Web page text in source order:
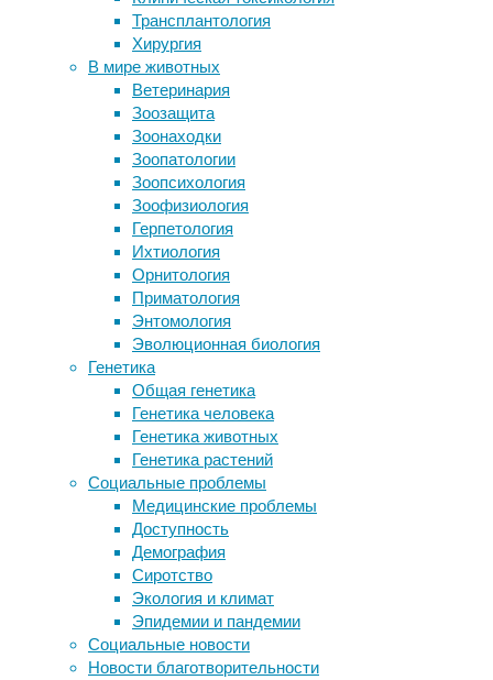
Трансплантология
Хирургия
В мире животных
Ветеринария
Зоозащита
Зоонаходки
Зоопатологии
Зоопсихология
Зоофизиология
Герпетология
Ихтиология
Орнитология
Приматология
Энтомология
Эволюционная биология
Генетика
Общая генетика
Генетика человека
Генетика животных
Генетика растений
Социальные проблемы
Медицинские проблемы
Доступность
Демография
Сиротство
Экология и климат
Эпидемии и пандемии
Социальные новости
Новости благотворительности
фобии
Время
от
времени
каждый
волнуется
здоровье
близких,
работе
о
будущем.
Беспокойство
помогает
предусмотреть
угрозу
избежать
ее.
мутациями
Научные открытия, которые
оказались ошибочными
Подземные жители
Как воспитать гения
Следите за новостями